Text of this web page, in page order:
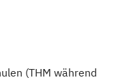
(THM während